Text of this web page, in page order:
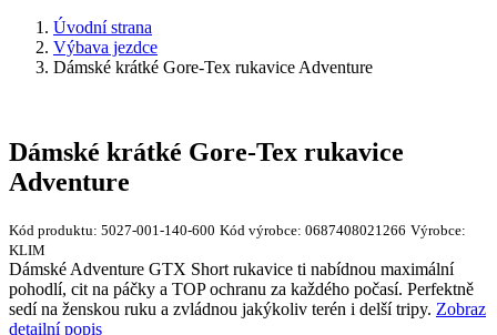
Úvodní strana
Výbava jezdce
Dámské krátké Gore-Tex rukavice Adventure
Dámské krátké Gore-Tex rukavice
Adventure
Kód produktu: 5027-001-140-600 Kód výrobce: 0687408021266 Výrobce:
KLIM
Dámské Adventure GTX Short rukavice ti nabídnou maximální
pohodlí, cit na páčky a TOP ochranu za každého počasí. Perfektně
sedí na ženskou ruku a zvládnou jakýkoliv terén i delší tripy. Zobraz
detailní popis